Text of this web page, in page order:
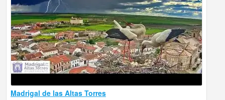
Madrigal de las Altas Torres